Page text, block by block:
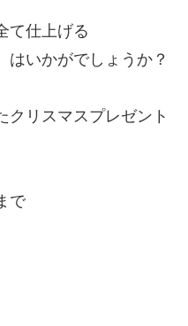
て仕上げる
はいかがでしょうか？
クリスマスプレゼント
で